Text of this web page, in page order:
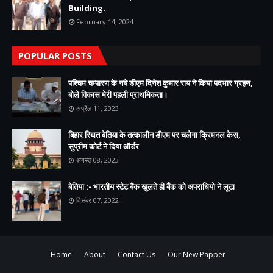
Building.
February 14, 2024
POPULAR POSTS
पश्चिम चम्पारण के नये डीएम दिनेश कुमार राय ने किया पदभार ग्रहण,
बोले विकास मेरी पहली प्राथमिकता।
अप्रैल 11, 2023
बिहार स्थित बेतिया के तत्कालीन डीएम पर चलेगा क्रिमनल केस,
सुप्रीम कोर्ट ने दिया ऑर्डर
अगस्त 08, 2023
बेतिया :- भारतीय स्टेट बैंक खुलते ही बैंक को अपराधियो ने लूटा
दिसंबर 07, 2022
Home About Contact Us Our New Papper